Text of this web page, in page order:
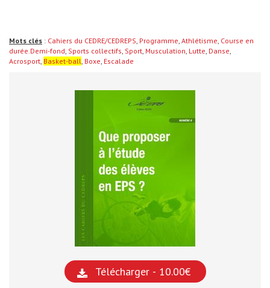
Mots clés : Cahiers du CEDRE/CEDREPS, Programme, Athlétisme, Course en
durée.Demi-fond, Sports collectifs, Sport, Musculation, Lutte, Danse,
Acrosport, Basket-ball, Boxe, Escalade
Télécharger - 10.00€